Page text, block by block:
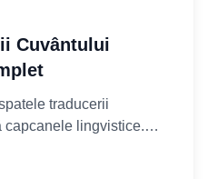
Cuvântului
traducerii
capcanele lingvistice.
acest termen culinar și